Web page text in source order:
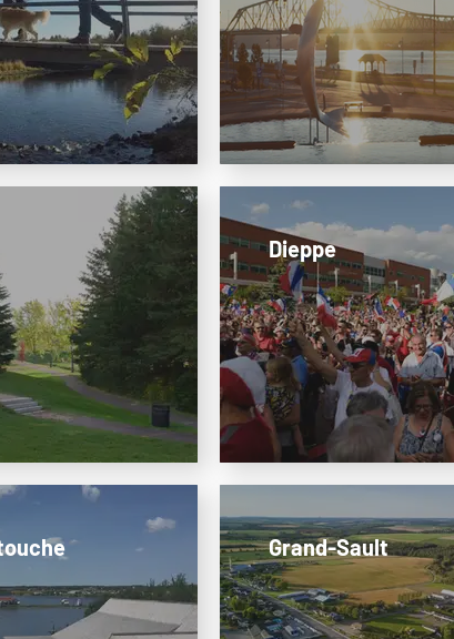
Dieppe
Grand-Sault